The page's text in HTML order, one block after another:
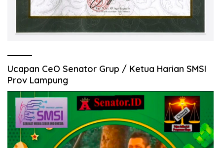
Ucapan CeO Senator Grup / Ketua Harian SMSI
Prov Lampung